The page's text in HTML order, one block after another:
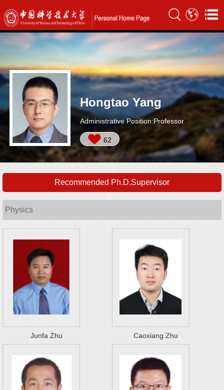
Hongtao Yang
Administrative Position:Professor
62
Recommended Ph.D.Supervisor
Physics
Junfa Zhu Caoxiang Zhu